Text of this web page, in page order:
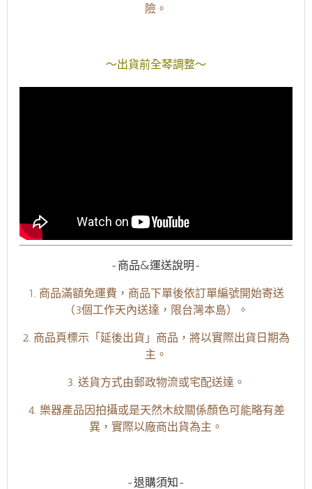
險。
～出貨前全琴調整～
-商品&運送說明-
1. 商品滿額免運費，商品下單後依訂單編號開始寄送
（3個工作天內送達，限台灣本島）。
2. 商品頁標示「延後出貨」商品，將以實際出貨日期為
主。
3. 送貨方式由郵政物流或宅配送達。
4. 樂器產品因拍攝或是天然木紋關係顏色可能略有差
異，實際以廠商出貨為主。
-退購須知-